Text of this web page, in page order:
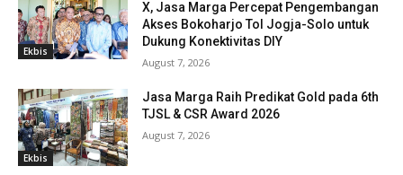
Ekbis
X, Jasa Marga Percepat Pengembangan
Akses Bokoharjo Tol Jogja-Solo untuk
Dukung Konektivitas DIY
August 7, 2026
Ekbis
Jasa Marga Raih Predikat Gold pada 6th
TJSL & CSR Award 2026
August 7, 2026